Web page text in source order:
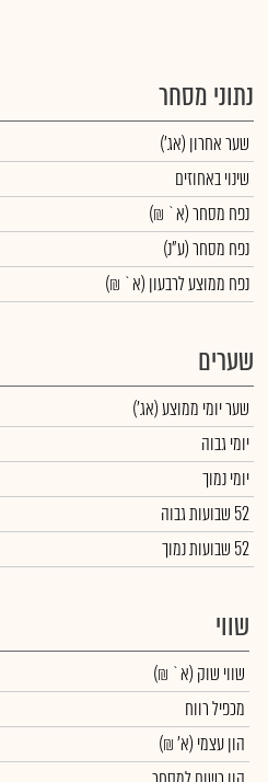
נתוני מסחר
שער אחרון (אג')
שינוי באחוזים
נפח מסחר(א` ₪)
נפח מסחר(ע"נ)
נפח ממוצע לרבעון (א` ₪)
שערים
שער יומי ממוצע(אג')
יומי גבוה
יומי נמוך
52 שבועות גבוה
52 שבועות נמוך
שווי
שווי שוק (א` ₪)
מכפיל רווח
הון עצמי (א' ₪)